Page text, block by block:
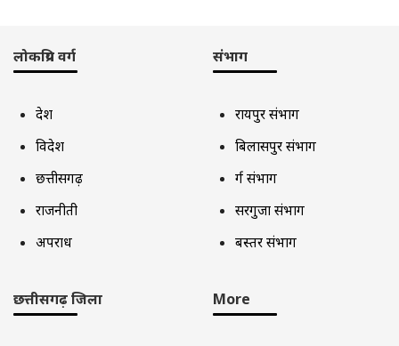
लोकप्रिय वर्ग
देश
विदेश
छत्तीसगढ़
राजनीती
अपराध
संभाग
रायपुर संभाग
बिलासपुर संभाग
दुर्ग संभाग
सरगुजा संभाग
बस्तर संभाग
छत्तीसगढ़ जिला More